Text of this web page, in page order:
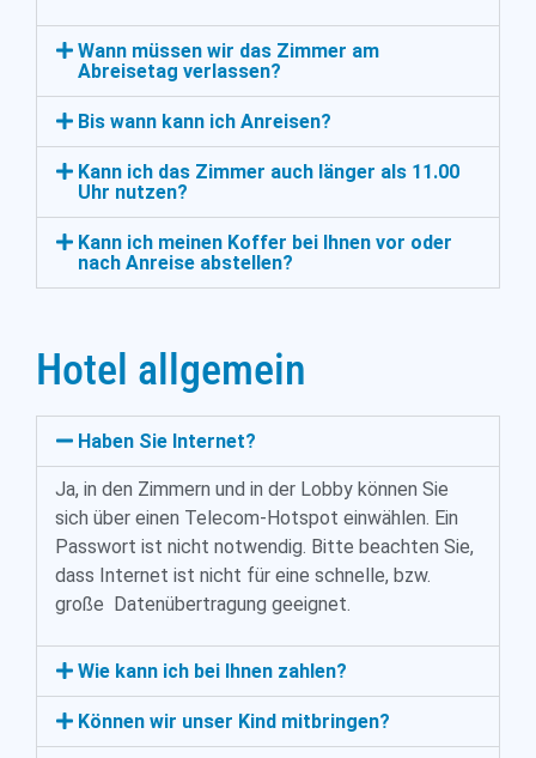
Wann müssen wir das Zimmer am
Abreisetag verlassen?
Bis wann kann ich Anreisen?
Kann ich das Zimmer auch länger als 11.00
Uhr nutzen?
Kann ich meinen Koffer bei Ihnen vor oder
nach Anreise abstellen?
Hotel allgemein
Haben Sie Internet?
Ja, in den Zimmern und in der Lobby können Sie
sich über einen Telecom-Hotspot einwählen. Ein
Passwort ist nicht notwendig. Bitte beachten Sie,
dass Internet ist nicht für eine schnelle, bzw.
große Datenübertragung geeignet.
Wie kann ich bei Ihnen zahlen?
Können wir unser Kind mitbringen?